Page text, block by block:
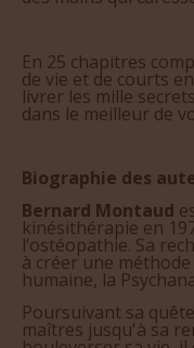
En 25 chapitres
de vie et de courts
livrer les mille
dans le meilleur de
Biographie des
Bernard Montaud
kinésithérapie en
l’ostéopathie. Sa
à créer une
humaine, la
Poursuivant sa
maîtres jusqu'à sa